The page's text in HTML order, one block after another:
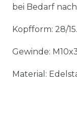
bei Bedarf
Kopfform: 28/
Gewinde:
Material: